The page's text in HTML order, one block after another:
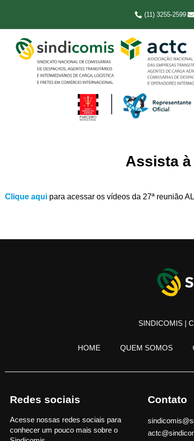
(11) 3255-2599
Assista à
Clique aqui para acessar os vídeos da 27ª reunião
SINDICOMIS |
HOME QUEM SOMOS
Redes sociais
Acesse nossas redes sociais para
conhecer um pouco mais sobre o
Contato